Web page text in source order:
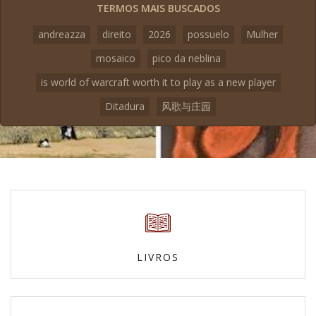
TERMOS MAIS BUSCADOS
andreazza
direito 2026 possuelo
Mulher
mosaico
pico da neblina
is world of warcraft worth it to play as a new player
Ditadura
风歌与庄园
LIVROS